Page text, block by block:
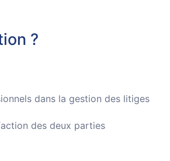
?
dans la gestion des litiges
des deux parties